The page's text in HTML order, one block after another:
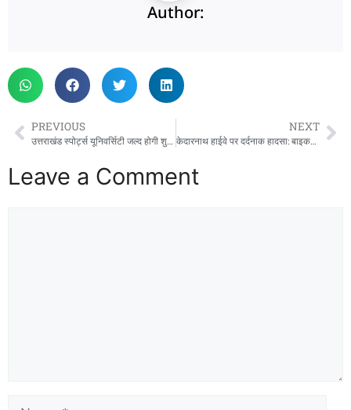
Author:
PREVIOUS
उत्तराखंड स्पोर्ट्स यूनिवर्सिटी जल्द होगी शुरू, स्पोर्ट्स साइंस और जर्नलिज्म में मिलेंगे करियर के नए अवसर
NEXT
केदारनाथ हाईवे पर दर्दनाक हादसा: बाइक-स्कूटी की जोरदार टक्कर, चार घायल
Leave a Comment